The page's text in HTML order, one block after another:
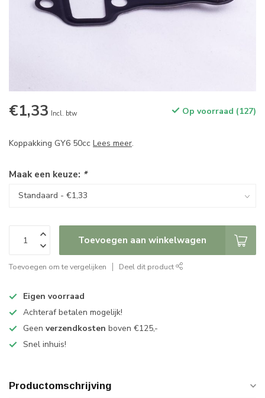
€1,33 Incl. btw Op voorraad (127)
Koppakking GY6 50cc Lees meer.
Maak een keuze: *
Toevoegen aan winkelwagen
Toevoegen om te vergelijken Deel dit product
Eigen voorraad
Achteraf betalen mogelijk!
Geen verzendkosten boven €125,-
Snel inhuis!
Productomschrijving